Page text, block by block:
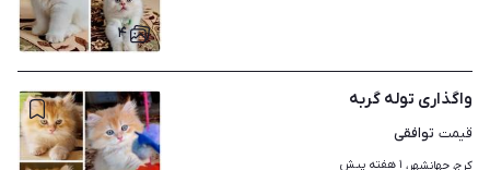
۴
واگذاری توله گربه
قیمت توافقی
کرج، جهانشهر، ۱ هفته پیش